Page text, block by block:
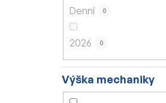
Denní 0
2026 0
Výška mechaniky